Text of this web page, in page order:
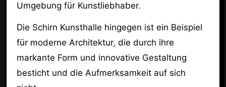
Umgebung für Kunstliebhaber.
Die Schirn Kunsthalle hingegen ist ein Beispiel
für moderne Architektur, die durch ihre
markante Form und innovative Gestaltung
besticht und die Aufmerksamkeit auf sich